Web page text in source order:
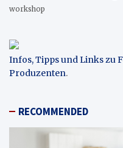
workshop
Infos, Tipps und Links zu
Produzenten.
RECOMMENDED